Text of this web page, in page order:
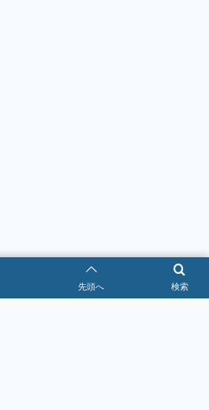
検索
先頭へ